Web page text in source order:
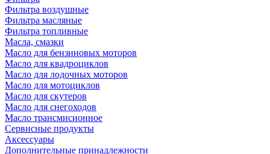
Фильтра воздушные
Фильтра масляные
Фильтра топливные
Масла, смазки
Масло для бензиновых моторов
Масло для квадроциклов
Масло для лодочных моторов
Масло для мотоциклов
Масло для скутеров
Масло для снегоходов
Масло трансмисионное
Сервисные продукты
Аксессуары
Дополнительные принадлежности